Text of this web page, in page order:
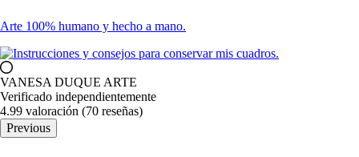
Arte 100% humano y hecho a mano.
VANESA DUQUE ARTE
Verificado independientemente
4.99 valoración (70 reseñas)
Previous